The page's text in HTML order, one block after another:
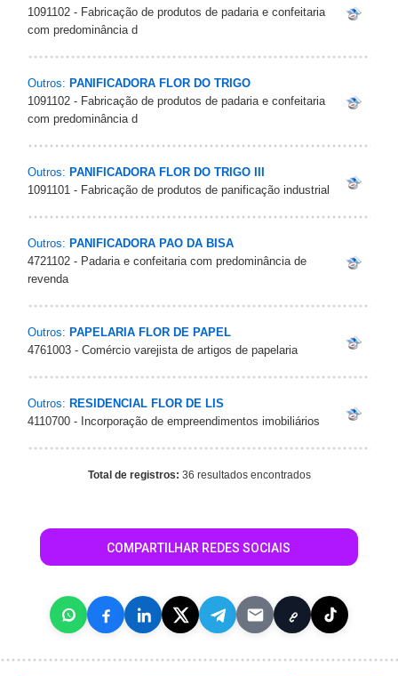
1091102 - Fabricação de produtos de padaria e confeitaria
com predominância d
Outros: PANIFICADORA FLOR DO TRIGO
1091102 - Fabricação de produtos de padaria e confeitaria
com predominância d
Outros: PANIFICADORA FLOR DO TRIGO III
1091101 - Fabricação de produtos de panificação industrial
Outros: PANIFICADORA PAO DA BISA
4721102 - Padaria e confeitaria com predominância de
revenda
Outros: PAPELARIA FLOR DE PAPEL
4761003 - Comércio varejista de artigos de papelaria
Outros: RESIDENCIAL FLOR DE LIS
4110700 - Incorporação de empreendimentos imobiliários
Total de registros: 36 resultados encontrados
COMPARTILHAR REDES SOCIAIS